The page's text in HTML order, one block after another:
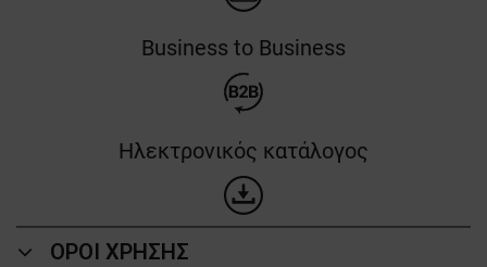
Business to Business
Ηλεκτρονικός κατάλογος
ΟΡΟΙ ΧΡΗΣΗΣ